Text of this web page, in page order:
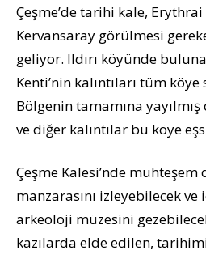
Çeşme’de tarihi kale,
Kervansaray görülmesi
geliyor. Ildırı köyünde
Kenti’nin kalıntıları tüm
Bölgenin tamamına
ve diğer kalıntılar bu köye
Çeşme Kalesi’nde
manzarasını izleyebilecek
arkeoloji müzesini
kazılarda elde edilen,